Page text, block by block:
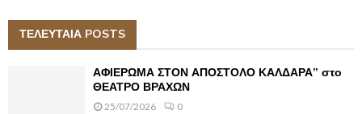
h
A
ΤΕΛΕΥΤΑΙΑ POSTS
ΑΦΙΕΡΩΜΑ ΣΤΟΝ ΑΠΟΣΤΟΛΟ ΚΑΛΔΑΡΑ” στο
ΘΕΑΤΡΟ ΒΡΑΧΩΝ
25/07/2026 0